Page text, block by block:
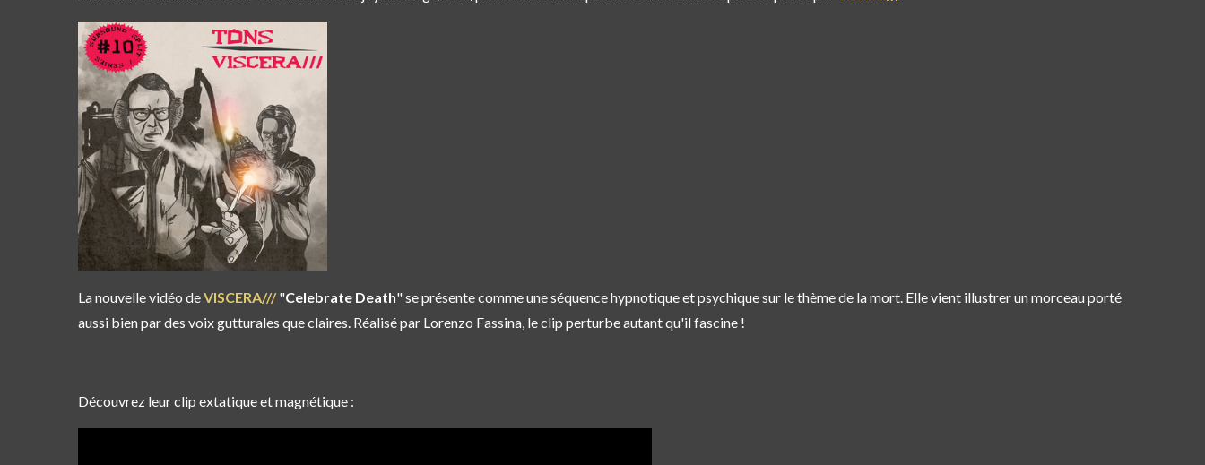
La nouvelle vidéo deVISCERA///"Celebrate Death" se présente comme une séquence hypnotique et psychique sur le thème de la mort. Elle vient illustrer un morceau porté
aussi bien par des voix gutturales que claires. Réalisé par Lorenzo Fassina, le clip perturbe autant qu'il fascine !
Découvrez leur clip extatique et magnétique :